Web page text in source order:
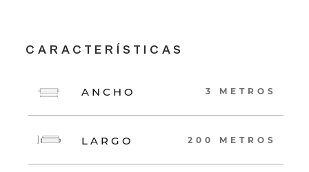
CARACTERÍSTICAS
ANCHO 3 METROS
LARGO 200 METROS